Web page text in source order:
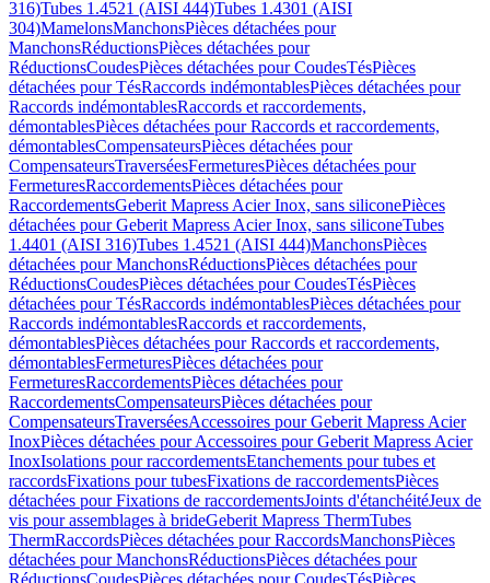
316)Tubes 1.4521 (AISI 444)Tubes 1.4301 (AISI
304)MamelonsManchonsPièces détachées pour
ManchonsRéductionsPièces détachées pour
RéductionsCoudesPièces détachées pour CoudesTésPièces
détachées pour TésRaccords indémontablesPièces détachées pour
Raccords indémontablesRaccords et raccordements,
démontablesPièces détachées pour Raccords et raccordements,
démontablesCompensateursPièces détachées pour
CompensateursTraverséesFermeturesPièces détachées pour
FermeturesRaccordementsPièces détachées pour
RaccordementsGeberit Mapress Acier Inox, sans siliconePièces
détachées pour Geberit Mapress Acier Inox, sans siliconeTubes
1.4401 (AISI 316)Tubes 1.4521 (AISI 444)ManchonsPièces
détachées pour ManchonsRéductionsPièces détachées pour
RéductionsCoudesPièces détachées pour CoudesTésPièces
détachées pour TésRaccords indémontablesPièces détachées pour
Raccords indémontablesRaccords et raccordements,
démontablesPièces détachées pour Raccords et raccordements,
démontablesFermeturesPièces détachées pour
FermeturesRaccordementsPièces détachées pour
RaccordementsCompensateursPièces détachées pour
CompensateursTraverséesAccessoires pour Geberit Mapress Acier
InoxPièces détachées pour Accessoires pour Geberit Mapress Acier
InoxIsolations pour raccordementsEtanchements pour tubes et
raccordsFixations pour tubesFixations de raccordementsPièces
détachées pour Fixations de raccordementsJoints d'étanchéitéJeux de
vis pour assemblages à brideGeberit Mapress ThermTubes
ThermRaccordsPièces détachées pour RaccordsManchonsPièces
détachées pour ManchonsRéductionsPièces détachées pour
RéductionsCoudesPièces détachées pour CoudesTésPièces